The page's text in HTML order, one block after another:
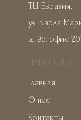
ТЦ Евразия,
ул. Карла
д. 95, офис
Главная
О нас
Контакты